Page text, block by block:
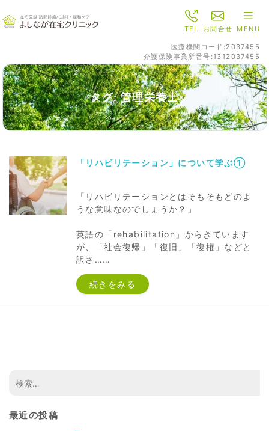
TEL お問合せ MENU
医療機関コード:2037455
介護保険事業所番号:1312037455
タグ: 管理栄養士
「リハビリテーション」について学ぶ①
「リハビリテーションとはそもそもどのよ
うな意味なのでしょうか？」
英語の「rehabilitation」からきています
が、「社会復帰」「復旧」「復権」などと
訳さ……
続きをみる
最近の投稿